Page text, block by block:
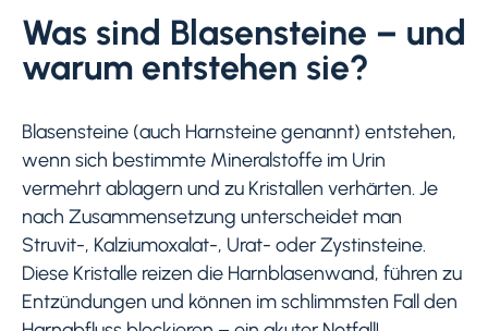
Was sind Blasensteine – und
warum entstehen sie?
Blasensteine (auch Harnsteine genannt) entstehen,
wenn sich bestimmte Mineralstoffe im Urin
vermehrt ablagern und zu Kristallen verhärten. Je
nach Zusammensetzung unterscheidet man
Struvit-, Kalziumoxalat-, Urat- oder Zystinsteine.
Diese Kristalle reizen die Harnblasenwand, führen zu
Entzündungen und können im schlimmsten Fall den